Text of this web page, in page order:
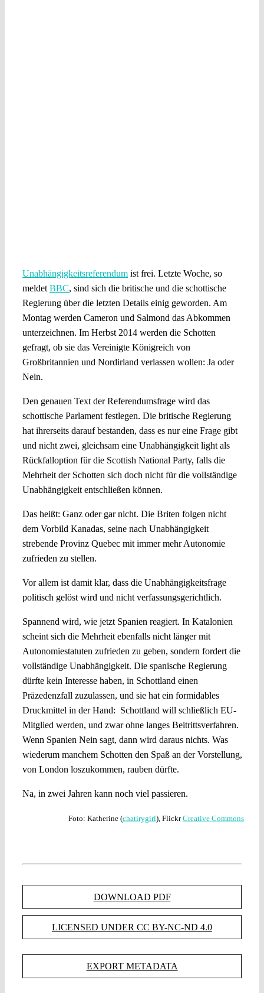
Unabhängigkeitsreferendumist frei. Letzte Woche, so
meldet BBC, sind sich die britische und die schottische
Regierung über die letzten Details einig geworden. Am
Montag werden Cameron und Salmond das Abkommen
unterzeichnen. Im Herbst 2014 werden die Schotten
gefragt, ob sie das Vereinigte Königreich von
Großbritannien und Nordirland verlassen wollen: Ja oder
Nein.
Den genauen Text der Referendumsfrage wird das
schottische Parlament festlegen. Die britische Regierung
hat ihrerseits darauf bestanden, dass es nur eine Frage gibt
und nicht zwei, gleichsam eine Unabhängigkeit light als
Rückfalloption für die Scottish National Party, falls die
Mehrheit der Schotten sich doch nicht für die vollständige
Unabhängigkeit entschließen können.
Das heißt: Ganz oder gar nicht. Die Briten folgen nicht
dem Vorbild Kanadas, seine nach Unabhängigkeit
strebende Provinz Quebec mit immer mehr Autonomie
zufrieden zu stellen.
Vor allem ist damit klar, dass die Unabhängigkeitsfrage
politisch gelöst wird und nicht verfassungsgerichtlich.
Spannend wird, wie jetzt Spanien reagiert. In Katalonien
scheint sich die Mehrheit ebenfalls nicht länger mit
Autonomiestatuten zufrieden zu geben, sondern fordert die
vollständige Unabhängigkeit. Die spanische Regierung
dürfte kein Interesse haben, in Schottland einen
Präzedenzfall zuzulassen, und sie hat ein formidables
Druckmittel in der Hand: Schottland will schließlich EU-
Mitglied werden, und zwar ohne langes Beitrittsverfahren.
Wenn Spanien Nein sagt, dann wird daraus nichts. Was
wiederum manchem Schotten den Spaß an der Vorstellung,
von London loszukommen, rauben dürfte.
Na, in zwei Jahren kann noch viel passieren.
Foto: Katherine (chatirygirl), FlickrCreative Commons
DOWNLOAD PDF
LICENSED UNDER CC BY-NC-ND 4.0
EXPORT METADATA